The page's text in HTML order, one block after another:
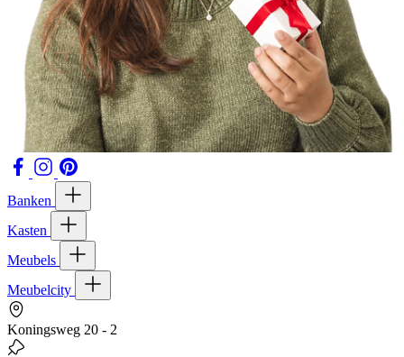
Banken
Kasten
Meubels
Meubelcity
Koningsweg 20 - 2